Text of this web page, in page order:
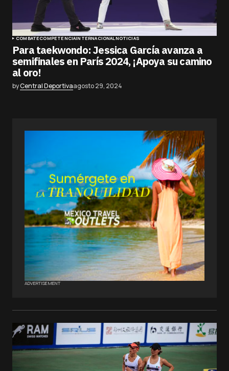
COMBATECOMPETENCIAINTERNACIONALNOTICIAS
Para taekwondo: Jessica García avanza a
semifinales en París 2024, ¡Apoya su camino
al oro!
byCentral Deportivaagosto 29, 2024
ADVERTISEMENT